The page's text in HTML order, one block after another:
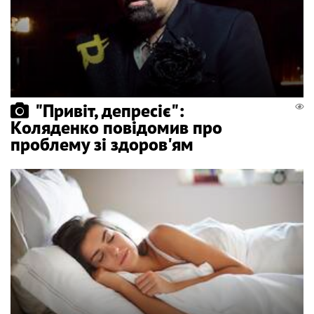
"Привіт, депресіє":
Коляденко повідомив про
проблему зі здоров'ям